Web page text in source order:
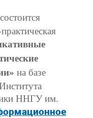
состоится
на базе
ННГУ им.